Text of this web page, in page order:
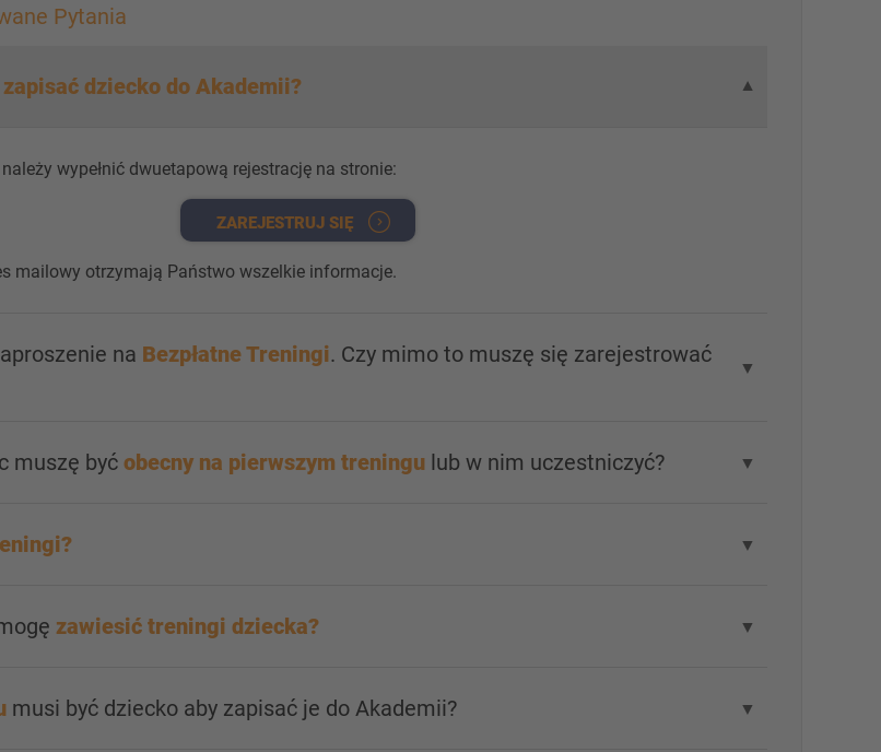
Pytania
zapisać dziecko do Akademii? ▼
wypełnić dwuetapową rejestrację na stronie:
ZAREJESTRUJ SIĘ
mailowy otrzymają Państwo wszelkie informacje.
na Bezpłatne Treningi. Czy mimo to muszę się zarejestrować
▼
muszę być obecny na pierwszym treningulub w nim uczestniczyć? ▼
▼
zawiesić treningi dziecka? ▼
musi być dziecko aby zapisać je do Akademii? ▼